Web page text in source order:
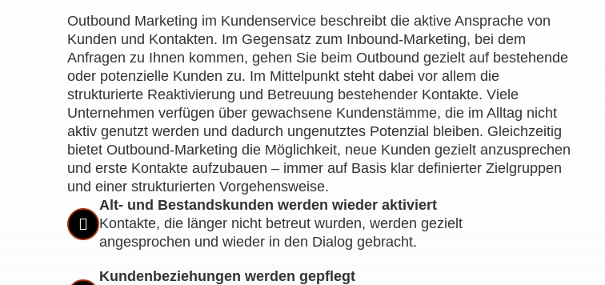
Outbound Marketing im Kundenservice beschreibt die aktive Ansprache von
Kunden und Kontakten. Im Gegensatz zum Inbound-Marketing, bei dem
Anfragen zu Ihnen kommen, gehen Sie beim Outbound gezielt auf bestehende
oder potenzielle Kunden zu. Im Mittelpunkt steht dabei vor allem die
strukturierte Reaktivierung und Betreuung bestehender Kontakte. Viele
Unternehmen verfügen über gewachsene Kundenstämme, die im Alltag nicht
aktiv genutzt werden und dadurch ungenutztes Potenzial bleiben. Gleichzeitig
bietet Outbound-Marketing die Möglichkeit, neue Kunden gezielt anzusprechen
und erste Kontakte aufzubauen – immer auf Basis klar definierter Zielgruppen
und einer strukturierten Vorgehensweise.
Alt- und Bestandskunden werden wieder aktiviert
Kontakte, die länger nicht betreut wurden, werden gezielt
angesprochen und wieder in den Dialog gebracht.
Kundenbeziehungen werden gepflegt